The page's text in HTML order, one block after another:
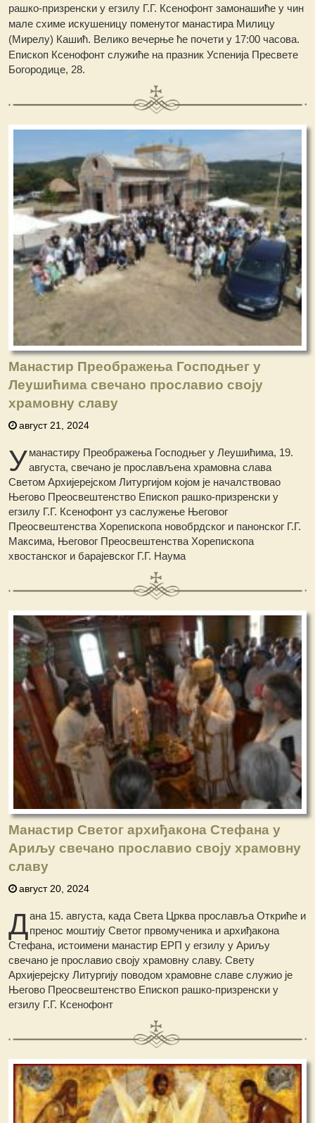
рашко-призренски у егзилу Г.Г. Ксенофонт замонашиће у чин
мале схиме искушеницу поменутог манастира Милицу
(Мирелу) Кашић. Велико вечерње ће почети у 17:00 часова.
Епископ Ксенофонт служиће на празник Успенија Пресвете
Богородице, 28.
Манастир Преображења Господњег у
Леушићима свечано прославио своју
храмовну славу
август 21, 2024
Уманастиру Преображења Господњег у Леушићима, 19.
августа, свечано је прослављена храмовна слава
Светом Архијерејском Литургијом којом је началствовао
Његово Преосвештенство Епископ рашко-призренски у
егзилу Г.Г. Ксенофонт уз саслужење Његовог
Преосвештенства Хорепископа новобрдског и панонског Г.Г.
Максима, Његовог Преосвештенства Хорепископа
хвостанског и барајевског Г.Г. Наума
Манастир Светог архиђакона Стефана у
Ариљу свечано прославио своју храмовну
славу
август 20, 2024
Дана 15. августа, када Света Црква прославља Откриће и
пренос моштију Светог првомученика и архиђакона
Стефана, истоимени манастир ЕРП у егзилу у Ариљу
свечано је прославио своју храмовну славу. Свету
Архијерејску Литургију поводом храмовне славе служио је
Његово Преосвештенство Епископ рашко-призренски у
егзилу Г.Г. Ксенофонт